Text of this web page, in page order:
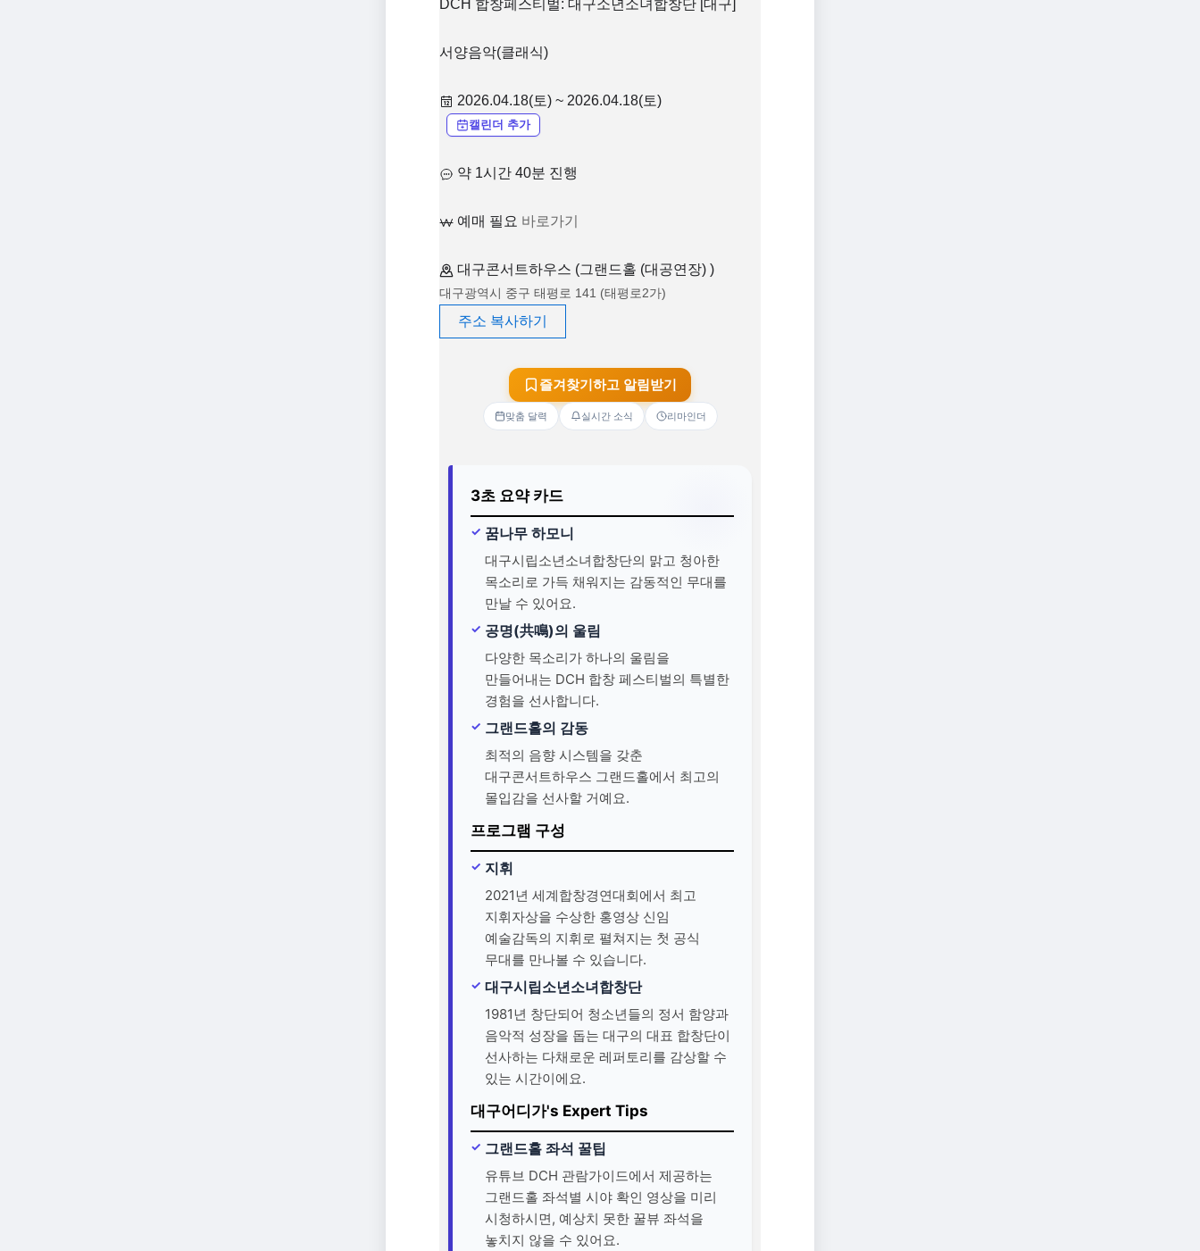
DCH 합창페스티벌: 대구소년소녀합창단 [대구]
서양음악(클래식)
2026.04.18(토) ~ 2026.04.18(토)
캘린더 추가
약 1시간 40분 진행
예매 필요 바로가기
대구콘서트하우스 (그랜드홀 (대공연장) )
대구광역시 중구 태평로 141 (태평로2가)
주소 복사하기
즐겨찾기하고 알림받기
맞춤 달력 실시간 소식 리마인더
3초 요약 카드
꿈나무 하모니
대구시립소년소녀합창단의 맑고 청아한
목소리로 가득 채워지는 감동적인 무대를
만날 수 있어요.
공명(共鳴)의 울림
다양한 목소리가 하나의 울림을
만들어내는 DCH 합창 페스티벌의 특별한
경험을 선사합니다.
그랜드홀의 감동
최적의 음향 시스템을 갖춘
대구콘서트하우스 그랜드홀에서 최고의
몰입감을 선사할 거예요.
프로그램 구성
지휘
2021년 세계합창경연대회에서 최고
지휘자상을 수상한 홍영상 신임
예술감독의 지휘로 펼쳐지는 첫 공식
무대를 만나볼 수 있습니다.
대구시립소년소녀합창단
1981년 창단되어 청소년들의 정서 함양과
음악적 성장을 돕는 대구의 대표 합창단이
선사하는 다채로운 레퍼토리를 감상할 수
있는 시간이에요.
대구어디가's Expert Tips
그랜드홀 좌석 꿀팁
유튜브 DCH 관람가이드에서 제공하는
그랜드홀 좌석별 시야 확인 영상을 미리
시청하시면, 예상치 못한 꿀뷰 좌석을
놓치지 않을 수 있어요.